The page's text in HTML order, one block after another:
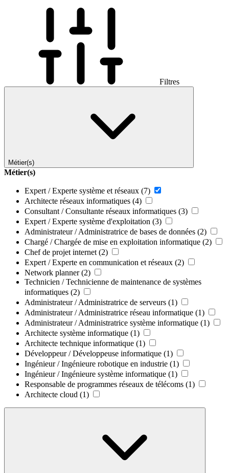
Filtres
Métier(s)
Métier(s)
Expert / Experte système et réseaux (7)
Architecte réseaux informatiques (4)
Consultant / Consultante réseaux informatiques (3)
Expert / Experte système d'exploitation (3)
Administrateur / Administratrice de bases de données (2)
Chargé / Chargée de mise en exploitation informatique (2)
Chef de projet internet (2)
Expert / Experte en communication et réseaux (2)
Network planner (2)
Technicien / Technicienne de maintenance de systèmes
informatiques (2)
Administrateur / Administratrice de serveurs (1)
Administrateur / Administratrice réseau informatique (1)
Administrateur / Administratrice système informatique (1)
Architecte système informatique (1)
Architecte technique informatique (1)
Développeur / Développeuse informatique (1)
Ingénieur / Ingénieure robotique en industrie (1)
Ingénieur / Ingénieure système informatique (1)
Responsable de programmes réseaux de télécoms (1)
Architecte cloud (1)